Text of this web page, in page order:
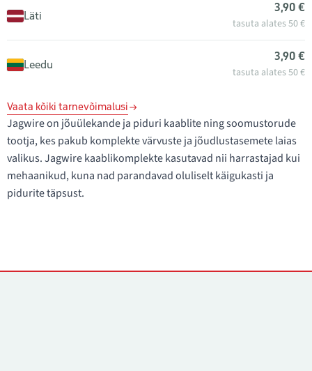
Läti
3,90 €
tasuta alates 50 €
Leedu
3,90 €
tasuta alates 50 €
Vaata kõiki tarnevõimalusi
Jagwire on jõuülekande ja piduri kaablite ning soomustorude
tootja, kes pakub komplekte värvuste ja jõudlustasemete laias
valikus. Jagwire kaablikomplekte kasutavad nii harrastajad kui
mehaanikud, kuna nad parandavad oluliselt käigukasti ja
pidurite täpsust.